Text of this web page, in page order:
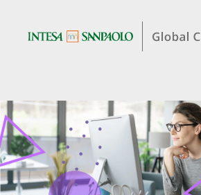
ŠTUDENTI
A
ABSOLVENTI
-
BIZNIS
-
POISŤOVNÍCTVO